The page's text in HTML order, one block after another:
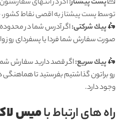
توسط پست پیشتاز به اقصی نقاط کشور،
🛵پيك شرکتی:اگر آدرس شما در محدوده
صورت سفارش شما فردا یا پسفردای روز واريزى شما
🛵پيك سریع:اگر قصد دارید سفارش
رو براتون گذاشتیم بفرستید تا
وجود دارد.
راه های ارتباط بامیس